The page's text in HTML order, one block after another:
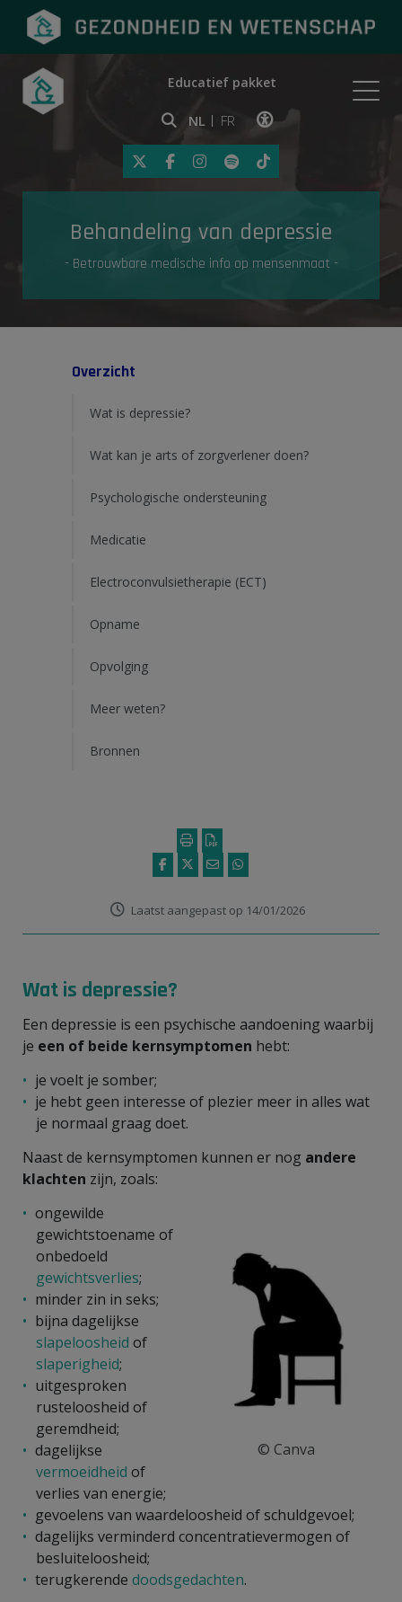
Onderwerpen
Gezondheid in de media
Educatief pakket
NL FR
Klik op deze link om
Behandeling van depressie
- Betrouwbare medische info op mensenmaat -
Overzicht
Wat is depressie?
Wat kan je arts of zorgverlener doen?
Psychologische ondersteuning
Medicatie
Electroconvulsietherapie (ECT)
Opname
Opvolging
Meer weten?
Bronnen
Laatst aangepast op 14/01/2026
Wat is depressie?
Een depressie is een psychische aandoening waarbij
je een of beide kernsymptomen hebt:
je voelt je somber;
je hebt geen interesse of plezier meer in alles wat
je normaal graag doet.
Naast de kernsymptomen kunnen er nog andere
klachten zijn, zoals:
© Canva
ongewilde
gewichtstoename of
onbedoeld
gewichtsverlies;
minder zin in seks;
bijna dagelijkse
slapeloosheid of
slaperigheid;
uitgesproken
rusteloosheid of
geremdheid;
dagelijkse
vermoeidheid of
verlies van energie;
gevoelens van waardeloosheid of schuldgevoel;
dagelijks verminderd concentratievermogen of
besluiteloosheid;
terugkerende doodsgedachten.